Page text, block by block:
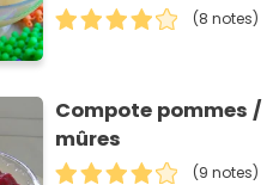
(8 notes)
Compote pommes /
mûres
(9 notes)